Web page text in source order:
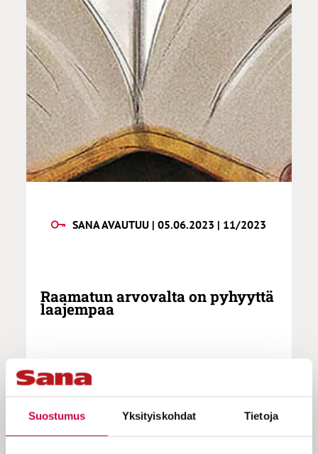
Suostumus Yksityiskohdat Tietoja
SANA AVAUTUU | 05.06.2023 | 11/2023
Raamatun arvovalta on pyhyyttä
laajempaa
Vielä aivan viime vuosiin asti uutta
hallitusta nimitettäessä ministerit
vannoivat ministerinvalan käsi
Raamatulla. Raamattu näyttäytyy